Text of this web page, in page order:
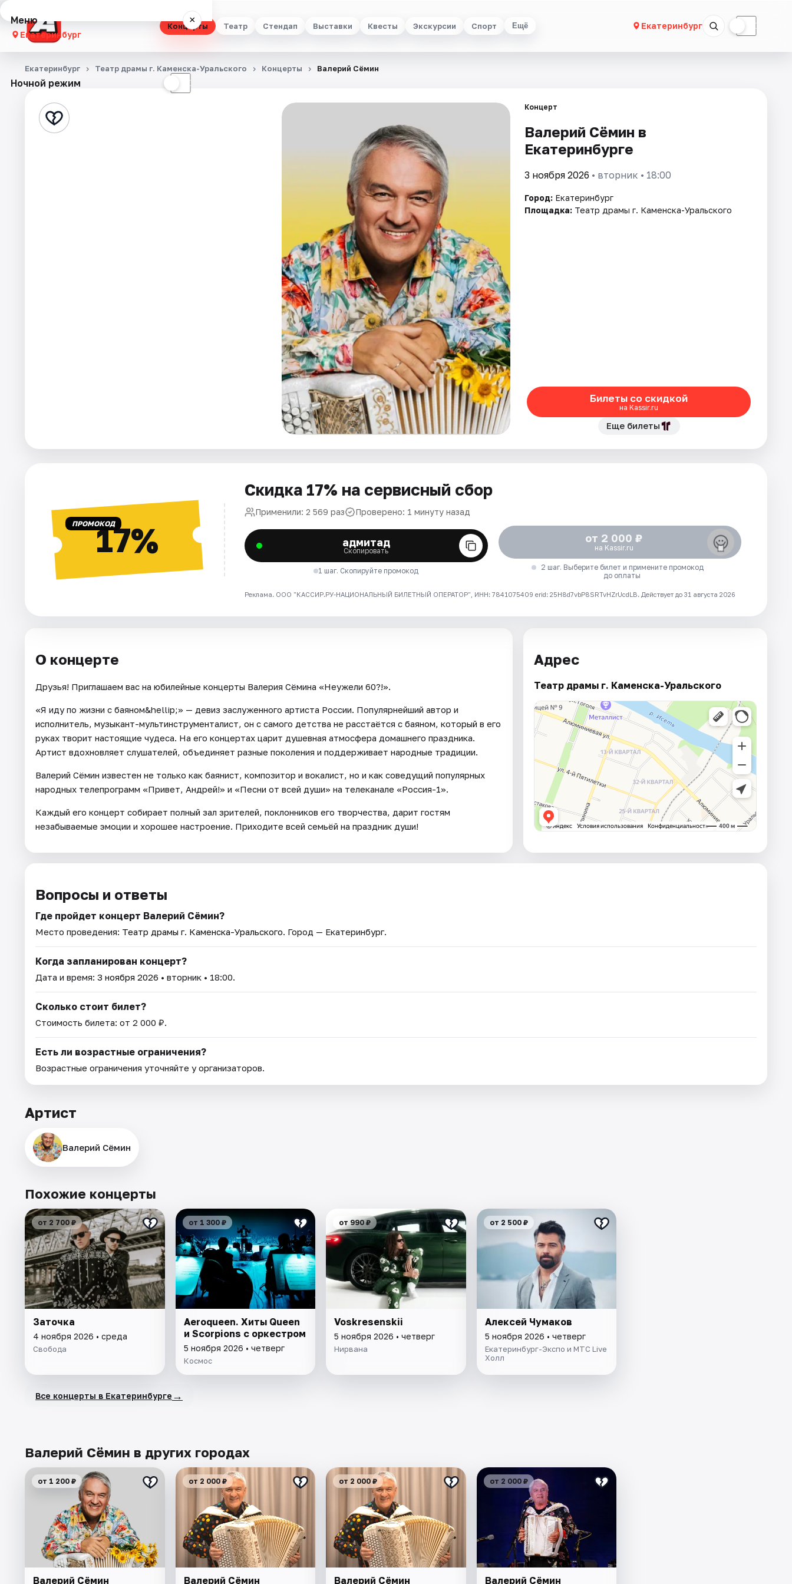
Концерты Театр Стендап Выставки Квесты Экскурсии Спорт Ещё Екатеринбург ☾
Меню ×
Екатеринбург
Концерты
Стендап
Ночной режим ☾
Екатеринбург Театр драмы г. Каменска-Уральского Концерты Валерий Сёмин
Концерт
Валерий Сёмин в
Екатеринбурге
3 ноября 2026 • вторник • 18:00
Город: Екатеринбург
Площадка: Театр драмы г. Каменска-Уральского
Билеты со скидкой
на Kassir.ru
Еще билеты
ПРОМОКОД17%
Скидка 17% на сервисный сбор
Применили: 2 569 раз Проверено: 1 минуту назад
адмитад
Скопировать
1 шаг. Скопируйте промокод
от 2 000 ₽
на Kassir.ru
2 шаг. Выберите билет и примените промокод
до оплаты
Реклама. ООО "КАССИР.РУ-НАЦИОНАЛЬНЫЙ БИЛЕТНЫЙ ОПЕРАТОР", ИНН: 7841075409 erid: 25H8d7vbP8SRTvHZrUcdLB. Действует до 31 августа 2026
О концерте
Друзья! Приглашаем вас на юбилейные концерты Валерия Сёмина «Неужели 60?!».
«Я иду по жизни с баяном&hellip;» — девиз заслуженного артиста России. Популярнейший автор и
исполнитель, музыкант-мультинструменталист, он с самого детства не расстаётся с баяном, который в его
руках творит настоящие чудеса. На его концертах царит душевная атмосфера домашнего праздника.
Артист вдохновляет слушателей, объединяет разные поколения и поддерживает народные традиции.
Валерий Сёмин известен не только как баянист, композитор и вокалист, но и как соведущий популярных
народных телепрограмм «Привет, Андрей!» и «Песни от всей души» на телеканале «Россия-1».
Каждый его концерт собирает полный зал зрителей, поклонников его творчества, дарит гостям
незабываемые эмоции и хорошее настроение. Приходите всей семьёй на праздник души!
Адрес
Театр драмы г. Каменска-Уральского
Вопросы и ответы
Где пройдет концерт Валерий Сёмин?
Место проведения: Театр драмы г. Каменска-Уральского. Город — Екатеринбург.
Когда запланирован концерт?
Дата и время: 3 ноября 2026 • вторник • 18:00.
Сколько стоит билет?
Стоимость билета: от 2 000 ₽.
Есть ли возрастные ограничения?
Возрастные ограничения уточняйте у организаторов.
Артист
Валерий Сёмин
Похожие концерты
от 2 700 ₽
Заточка
4 ноября 2026 • среда
Свобода
от 1 300 ₽
Aeroqueen. Хиты Queen
и Scorpions с оркестром
5 ноября 2026 • четверг
Космос
от 990 ₽
Voskresenskii
5 ноября 2026 • четверг
Нирвана
от 2 500 ₽
Алексей Чумаков
5 ноября 2026 • четверг
Екатеринбург-Экспо и МТС Live
Холл
Все концерты в Екатеринбурге →
Валерий Сёмин в других городах
от 1 200 ₽
Валерий Сёмин
от 2 000 ₽
Валерий Сёмин
от 2 000 ₽
Валерий Сёмин
от 2 000 ₽
Валерий Сёмин